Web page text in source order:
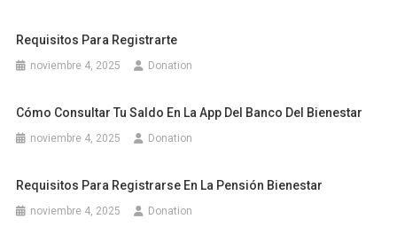
Requisitos Para Registrarte
noviembre 4, 2025 Donation
Cómo Consultar Tu Saldo En La App Del Banco Del Bienestar
noviembre 4, 2025 Donation
Requisitos Para Registrarse En La Pensión Bienestar
noviembre 4, 2025 Donation